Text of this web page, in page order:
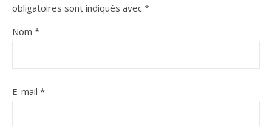
obligatoires sont indiqués avec *
Nom *
E-mail *